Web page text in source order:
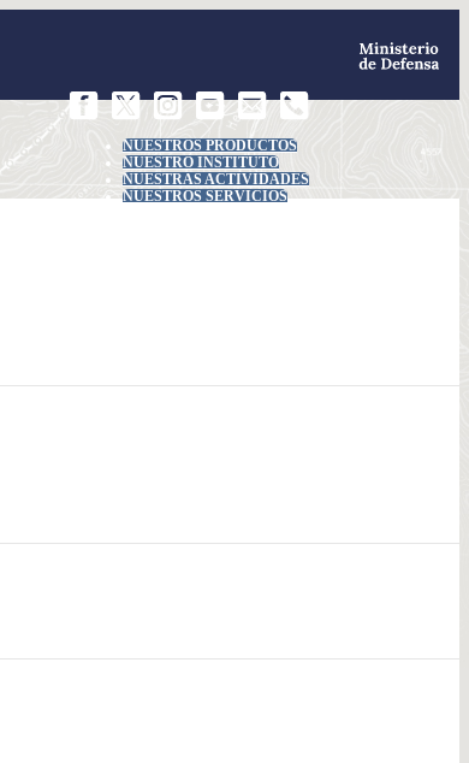
NUESTROS PRODUCTOS
NUESTRO INSTITUTO
NUESTRAS ACTIVIDADES
NUESTROS SERVICIOS